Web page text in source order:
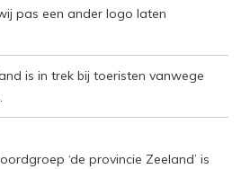
pas een ander logo laten
is in trek bij toeristen vanwege
‘de provincie Zeeland’ is